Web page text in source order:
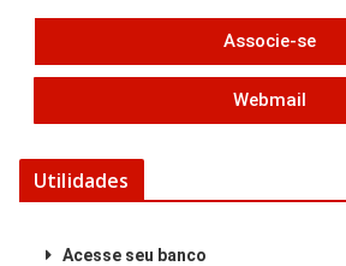
Associe-se
Webmail
Utilidades
Acesse seu banco